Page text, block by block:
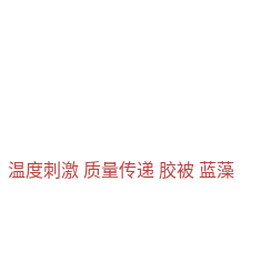
温度刺激 质量传递 胶被 蓝藻